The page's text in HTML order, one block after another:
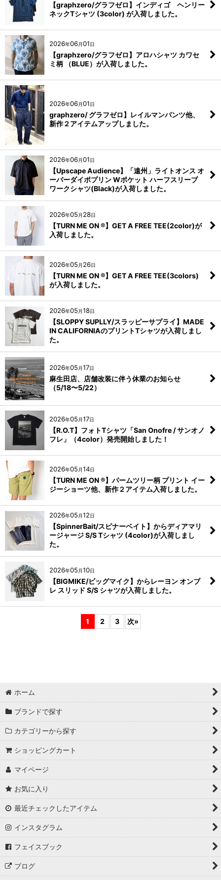
【graphzero/グラフゼロ】インディゴ ヘンリー
ネックTシャツ (3color) が入荷しました。
2026年06月01日
【graphzero/グラフゼロ】アロハシャツ カワセ
ミ柄 （BLUE）が入荷しました。
2026年06月01日
graphzero/ グラフゼロ】レイルマンパンツ他、
新作２アイテムアップしました。
2026年06月01日
【Upscape Audience】「遠州」ライトオンス オ
ーバーダイポプリン Wポケット ハーフスリーブ
ワークシャツ(Black)が入荷しました。
2026年05 月 28日
【TURN ME ON ®】GET A FREE TEE(2color)が
入荷しました。
2026年05 月 26日
【TURN ME ON ®】GET A FREE TEE(3colors)
が入荷しました。
2026年05 月18日
【SLOPPY SUPLLY/スラッピーサプライ】MADE
IN CALIFORNIAのプリントTシャツが入荷しまし
た。
2026年05 月17日
麻生田店、店舗改装に伴う休業のお知らせ
（5/18〜5/22）
2026年05 月17日
【R.O.T】フォトTシャツ「San Onofre / サンオノ
フレ」（4color）発売開始しました！
2026年05 月14日
【TURN ME ON ®】パームツリー柄 プリント イー
ジーショーツ他、新作２アイテム入荷しました。
2026年05 月12日
【SpinnerBait/スピナーベイト】からディアマリ
ージャージ S/S Tシャツ (4color)が入荷しまし
た。
2026年05 月10日
【BIGMIKE/ビッグマイク】からレーヨン オンブ
レ スリッド S/S シャツが入荷しました。
1 2 3 次»
ホーム
ブランドで探す
カテゴリーから探す
ショッピングカート
マイページ
お気に入り
最近チェックしたアイテム
インスタグラム
フェイスブック
ブログ